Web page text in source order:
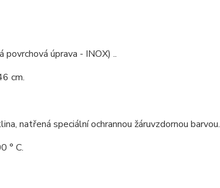
úprava - INOX) ..
cm.
natřená speciální ochrannou žáruvzdornou barvou.
° C.